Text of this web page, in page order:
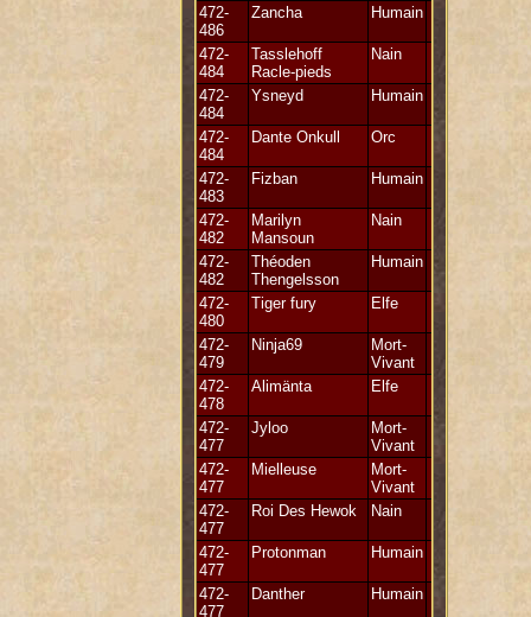
472-
486
Zancha Humain
472-
484
Tasslehoff
Racle-pieds
Nain
472-
484
Ysneyd Humain
472-
484
Dante Onkull Orc
472-
483
Fizban Humain
472-
482
Marilyn
Mansoun
Nain
472-
482
Théoden
Thengelsson
Humain
472-
480
Tiger fury Elfe
472-
479
Ninja69
Mort-
Vivant
472-
478
Alimänta Elfe
472-
477
Jyloo
Mort-
Vivant
472-
477
Mielleuse
Mort-
Vivant
472-
477
Roi Des Hewok Nain
472-
477
Protonman Humain
472-
477
Danther Humain